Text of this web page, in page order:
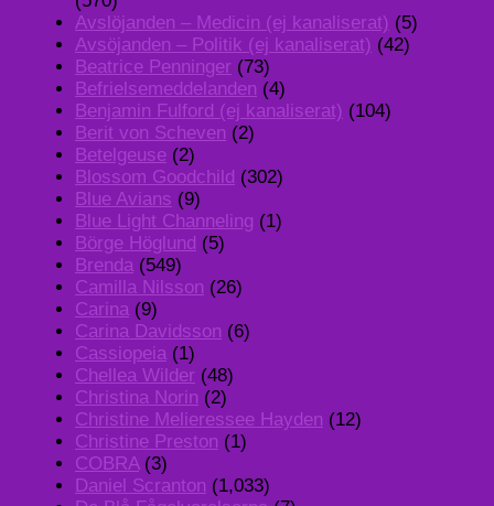
Avslöjanden – Medicin (ej kanaliserat) (5)
Avsöjanden – Politik (ej kanaliserat) (42)
Beatrice Penninger (73)
Befrielsemeddelanden (4)
Benjamin Fulford (ej kanaliserat) (104)
Berit von Scheven (2)
Betelgeuse (2)
Blossom Goodchild (302)
Blue Avians (9)
Blue Light Channeling (1)
Börge Höglund (5)
Brenda (549)
Camilla Nilsson (26)
Carina (9)
Carina Davidsson (6)
Cassiopeia (1)
Chellea Wilder (48)
Christina Norin (2)
Christine Melieressee Hayden (12)
Christine Preston (1)
COBRA(3)
Daniel Scranton (1,033)